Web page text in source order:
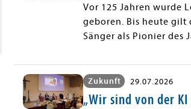
Vor 125 Jahren wurde
geboren. Bis heute gilt
Sänger als Pionier des
Zukunft 29.07.2026
„Wir sind von der